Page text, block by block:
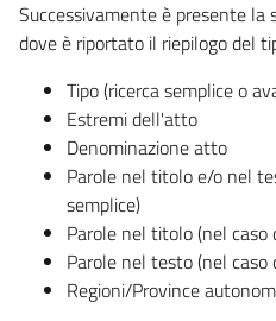
Successivamente è presente la
dove è riportato il riepilogo del
Tipo (ricerca semplice o
Estremi dell'atto
Denominazione atto
Parole nel titolo e/o nel
semplice)
Parole nel titolo (nel caso
Parole nel testo (nel
Regioni/Province